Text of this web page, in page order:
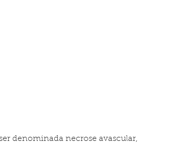
denominada necrose avascular,